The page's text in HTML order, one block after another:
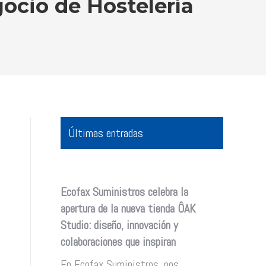
de Hostelería
Últimas entradas
Ecofax Suministros celebra la
apertura de la nueva tienda ÔAK
Studio: diseño, innovación y
colaboraciones que inspiran